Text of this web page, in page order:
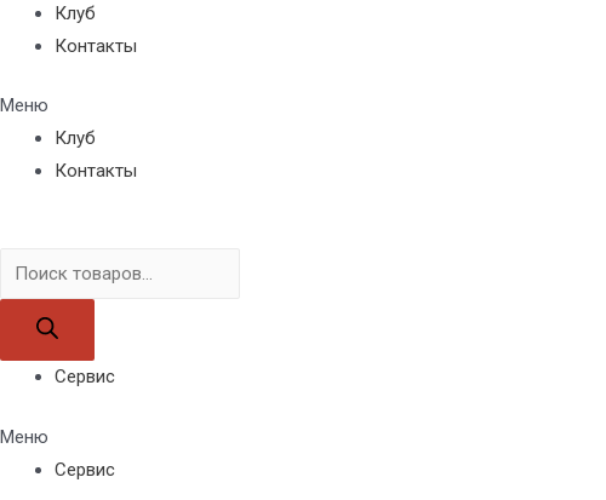
Клуб
Контакты
Меню
Клуб
Контакты
Поиск
товаров
Сервис
Меню
Сервис